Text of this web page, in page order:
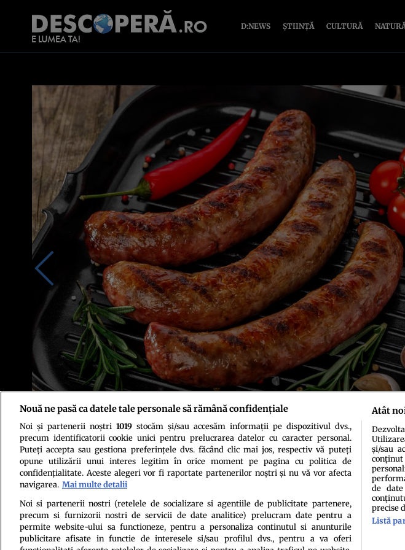
D:NEWS ȘTIINȚĂ CULTURĂ
Foto: Shutterstock
Politica de confidenţialitatePolitica de cookies
Nouă ne pasă ca datele tale personale să rămână confidențiale
Noi și partenerii noștri 1019stocăm și/sau accesăm informații pe dispozitivul dvs.,
precum identificatorii cookie unici pentru prelucrarea datelor cu caracter personal.
Puteți accepta sau gestiona preferințele dvs. făcând clic mai jos, respectiv vă puteți
opune utilizării unui interes legitim în orice moment pe pagina cu politica de
confidențialitate. Aceste alegeri vor fi raportate partenerilor noștri și nu vă vor afecta
navigarea. Mai multe detalii
Noi si partenerii nostri (retelele de socializare si agentiile de publicitate partenere,
precum si furnizorii nostri de servicii de date analitice) prelucram date pentru a
permite website-ului sa functioneze, pentru a personaliza continutul si anunturile
publicitare afisate in functie de interesele si/sau profilul dvs., pentru a va oferi
Atât
și/sau
de
precise
Listă